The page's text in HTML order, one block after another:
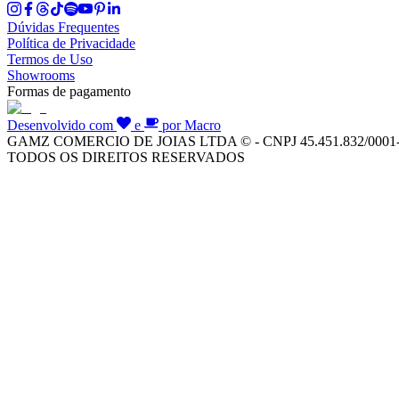
Dúvidas Frequentes
Política de Privacidade
Termos de Uso
Showrooms
Formas de pagamento
Desenvolvido com e
por Macro
GAMZ COMERCIO DE JOIAS LTDA © - CNPJ 45.451.832/
TODOS OS DIREITOS RESERVADOS